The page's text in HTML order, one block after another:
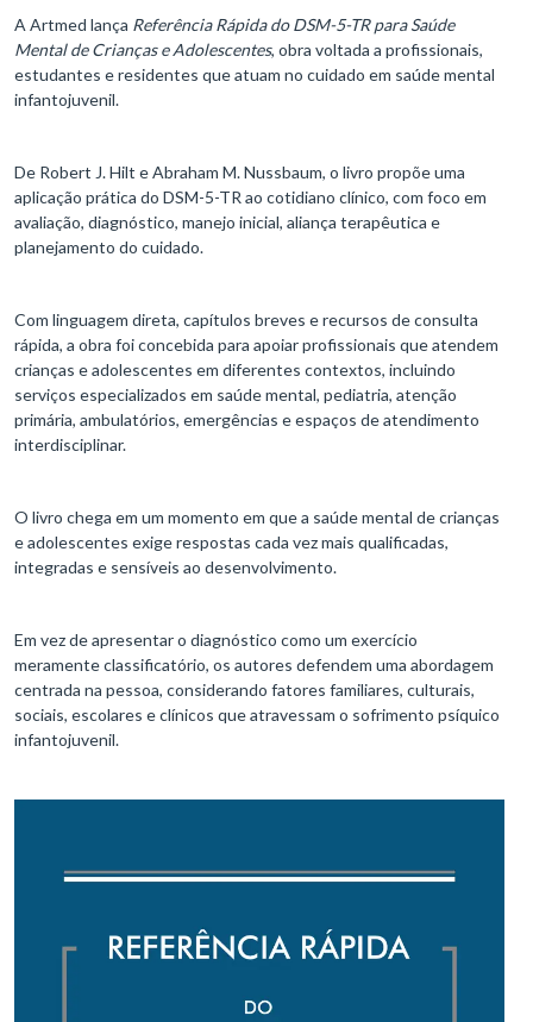
A Artmed lança Referência Rápida do DSM-5-TR para Saúde
Mental de Crianças e Adolescentes, obra voltada a profissionais,
estudantes e residentes que atuam no cuidado em saúde mental
infantojuvenil.
De Robert J. Hilt e Abraham M. Nussbaum, o livro propõe uma
aplicação prática do DSM-5-TR ao cotidiano clínico, com foco em
avaliação, diagnóstico, manejo inicial, aliança terapêutica e
planejamento do cuidado.
Com linguagem direta, capítulos breves e recursos de consulta
rápida, a obra foi concebida para apoiar profissionais que atendem
crianças e adolescentes em diferentes contextos, incluindo
serviços especializados em saúde mental, pediatria, atenção
primária, ambulatórios, emergências e espaços de atendimento
interdisciplinar.
O livro chega em um momento em que a saúde mental de crianças
e adolescentes exige respostas cada vez mais qualificadas,
integradas e sensíveis ao desenvolvimento.
Em vez de apresentar o diagnóstico como um exercício
meramente classificatório, os autores defendem uma abordagem
centrada na pessoa, considerando fatores familiares, culturais,
sociais, escolares e clínicos que atravessam o sofrimento psíquico
infantojuvenil.